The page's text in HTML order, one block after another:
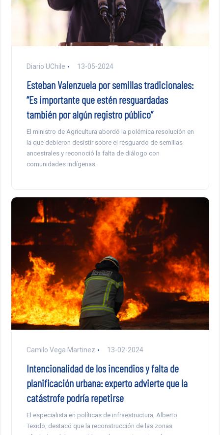
Diario UChile 13-05-2024
Esteban Valenzuela por semillas tradicionales:
“Es importante que estén resguardadas
también por algún registro público”
El ministro de Agricultura abordó la polémica resolución en
la que debieron desistir sobre el resguardo de semillas
ancestrales y reconoció la falta de diálogo con
comunidades indígenas.
Camilo Vega Martinez 13-02-2024
Intencionalidad de los incendios y falta de
planificación urbana: experto advierte que la
catástrofe podría repetirse
El especialista en políticas de infraestructura, Alberto
Texido, destacó que la reconstrucción de las zonas